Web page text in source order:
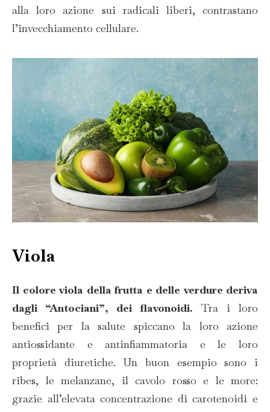
alla loro azione sui radicali liberi, contrastano
l’invecchiamento cellulare.
Viola
Il colore viola della frutta e delle verdure deriva
dagli “Antociani”, dei flavonoidi. Tra i loro
benefici per la salute spiccano la loro azione
antiossidante e antinfiammatoria e le loro
proprietà diuretiche. Un buon esempio sono i
ribes, le melanzane, il cavolo rosso e le more:
grazie all’elevata concentrazione di carotenoidi e